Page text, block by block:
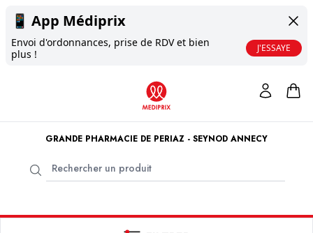
📱 App Médiprix
Envoi d'ordonnances, prise de RDV et bien
plus !
J'ESSAYE
GRANDE PHARMACIE DE PERIAZ - SEYNOD ANNECY